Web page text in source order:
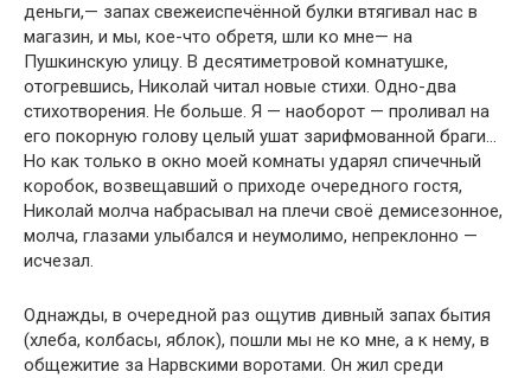
деньги,— запах свежеиспечённой булки втягивал нас в
магазин, и мы, кое-что обретя, шли ко мне— на
Пушкинскую улицу. В десятиметровой комнатушке,
отогревшись, Николай читал новые стихи. Одно-два
стихотворения. Не больше. Я — наоборот — проливал на
его покорную голову целый ушат зарифмованной браги…
Но как только в окно моей комнаты ударял спичечный
коробок, возвещавший о приходе очередного гостя,
Николай молча набрасывал на плечи своё демисезонное,
молча, глазами улыбался и неумолимо, непреклонно —
исчезал.
Однажды, в очередной раз ощутив дивный запах бытия
(хлеба, колбасы, яблок), пошли мы не ко мне, а к нему, в
общежитие за Нарвскими воротами. Он жил среди